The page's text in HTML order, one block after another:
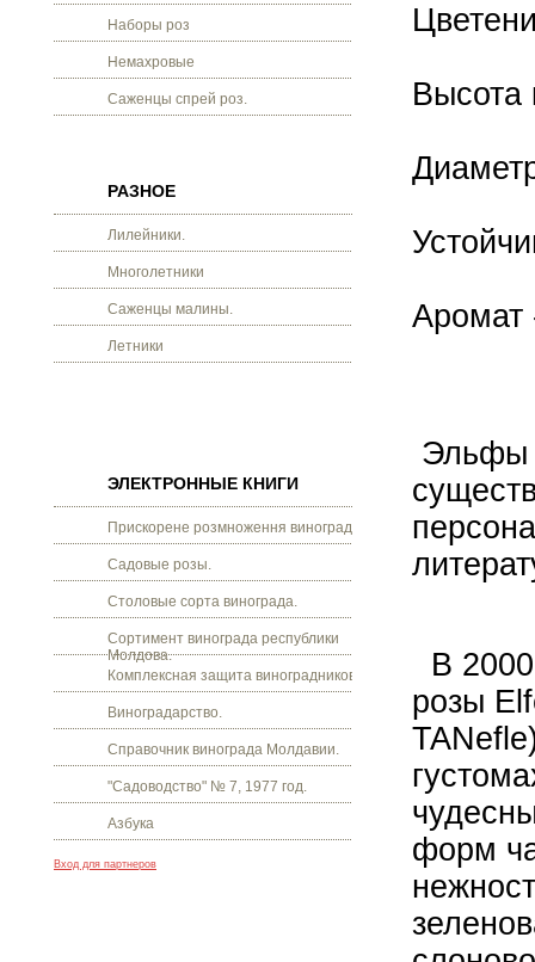
Наборы роз
Немахровые
Саженцы спрей роз.
РАЗНОЕ
Лилейники.
Многолетники
Саженцы малины.
Летники
ЭЛЕКТРОННЫЕ КНИГИ
Прискорене розмноження винограду.
Садовые розы.
Столовые сорта винограда.
Сортимент винограда республики
Молдова.
Комплексная защита виноградников.
Виноградарство.
Справочник винограда Молдавии.
"Садоводство" № 7, 1977 год.
Азбука
Вход для партнеров
Высота
Аромат
Эльфы
В
розы
форм